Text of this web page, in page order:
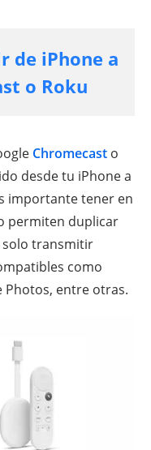
de iPhone a
o Roku
Chromecast o
desde tu iPhone a
importante tener en
permiten duplicar
solo transmitir
como
Photos, entre otras.